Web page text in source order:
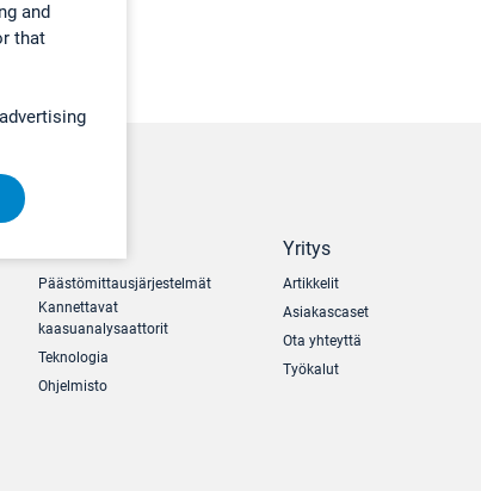
and
that
Päästömittausjärjestelmät
Kannettavat
kaasuanalysaattorit
Teknologia
Ohjelmisto
Yritys
Artikkelit
Asiakascaset
Ota yhteyttä
Työkalut